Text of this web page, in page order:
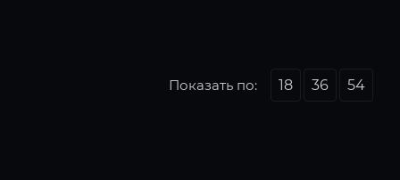
Показать по: 18 36 54